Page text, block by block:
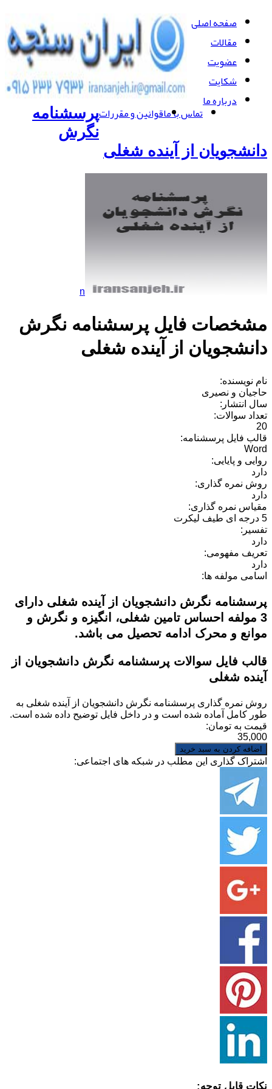
صفحه اصلی
مقالات
عضویت
شکایت
درباره ما
تماس با ماقوانین و مقرراتپرسشنامه
نگرش
دانشجویان از آینده شغلی
n
مشخصات فایل پرسشنامه نگرش
دانشجویان از آینده شغلی
نام نویسنده:
حاجیان و نصیری
سال انتشار:
تعداد سوالات:
20
قالب فایل پرسشنامه:
Word
روایی و پایایی:
دارد
روش نمره گذاری:
دارد
مقیاس نمره گذاری:
5 درجه ای طیف لیکرت
تفسیر:
دارد
تعریف مفهومی:
دارد
اسامی مولفه ها:
پرسشنامه نگرش دانشجویان از آینده شغلی دارای
3 مولفه احساس تامین شغلی، انگیزه و نگرش و
موانع و محرک ادامه تحصیل می باشد.
قالب فایل سوالات پرسشنامه نگرش دانشجویان از
آینده شغلی
روش نمره گذاری پرسشنامه نگرش دانشجویان از آینده شغلی به
طور کامل آماده شده است و در داخل فایل توضیح داده شده است.
قیمت به تومان:
35,000
اشتراک گذاری این مطلب در شبکه های اجتماعی:
نکات قابل توجه: